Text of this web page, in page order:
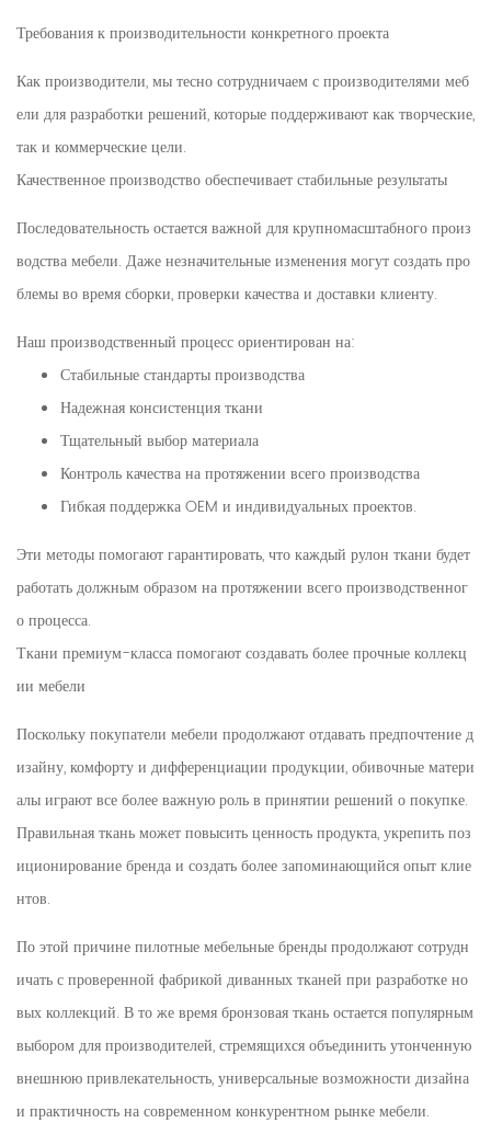
Требования к производительности конкретного проекта
Как производители, мы тесно сотрудничаем с производителями меб
ели для разработки решений, которые поддерживают как творческие,
так и коммерческие цели.
Качественное производство обеспечивает стабильные результаты
Последовательность остается важной для крупномасштабного произ
водства мебели. Даже незначительные изменения могут создать про
блемы во время сборки, проверки качества и доставки клиенту.
Наш производственный процесс ориентирован на:
Стабильные стандарты производства
Надежная консистенция ткани
Тщательный выбор материала
Контроль качества на протяжении всего производства
Гибкая поддержка OEM и индивидуальных проектов.
Эти методы помогают гарантировать, что каждый рулон ткани будет
работать должным образом на протяжении всего производственног
о процесса.
Ткани премиум-класса помогают создавать более прочные коллекц
ии мебели
Поскольку покупатели мебели продолжают отдавать предпочтение д
изайну, комфорту и дифференциации продукции, обивочные матери
алы играют все более важную роль в принятии решений о покупке.
Правильная ткань может повысить ценность продукта, укрепить поз
иционирование бренда и создать более запоминающийся опыт клие
нтов.
По этой причине пилотные мебельные бренды продолжают сотрудн
ичать с проверенной фабрикой диванных тканей при разработке но
вых коллекций. В то же время бронзовая ткань остается популярным
выбором для производителей, стремящихся объединить утонченную
внешнюю привлекательность, универсальные возможности дизайна
и практичность на современном конкурентном рынке мебели.